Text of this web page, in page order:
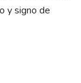
y signo de